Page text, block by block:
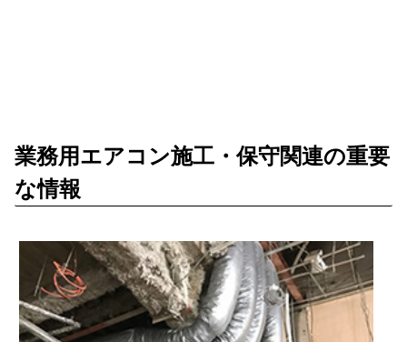
業務用エアコン施工・保守関連の重要
な情報